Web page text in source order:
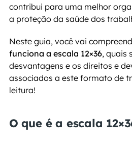
contribui para uma melhor
a proteção da saúde dos
Neste guia, você vai
funciona a escala 12×36, quais
desvantagens e os direitos e
associados a este formato de
leitura!
O que é a escala